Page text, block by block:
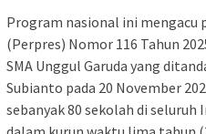
Program nasional ini mengacu
(Perpres) Nomor 116 Tahun
SMA Unggul Garuda yang
Subianto pada 20 November
sebanyak 80 sekolah di